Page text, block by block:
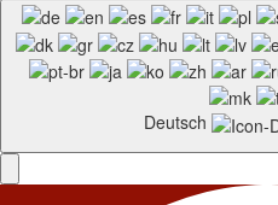
Deutsch